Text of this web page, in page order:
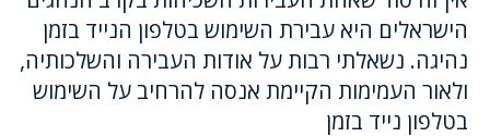
הישראלים היא עבירת השימוש בטלפון הנייד בזמן
נהיגה. נשאלתי רבות על אודות העבירה והשלכותיה,
ולאור העמימות הקיימת אנסה להרחיב על השימוש
בטלפון נייד בזמן